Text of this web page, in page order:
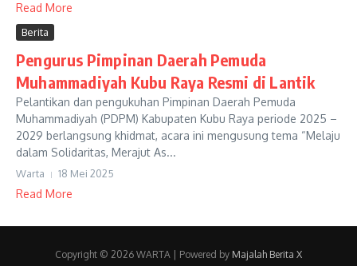
Read More
Berita
Pengurus Pimpinan Daerah Pemuda
Muhammadiyah Kubu Raya Resmi di Lantik
Pelantikan dan pengukuhan Pimpinan Daerah Pemuda
Muhammadiyah (PDPM) Kabupaten Kubu Raya periode 2025 –
2029 berlangsung khidmat, acara ini mengusung tema “Melaju
dalam Solidaritas, Merajut As...
Warta 18 Mei 2025
Read More
Copyright © 2026 WARTA | Powered by Majalah Berita X